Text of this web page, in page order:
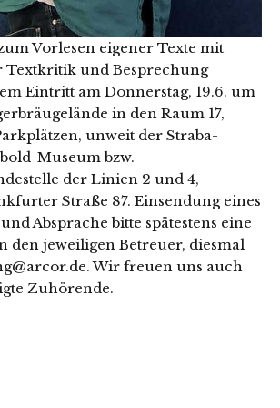
Vorlesen eigener Texte mit
Textkritik und Besprechung
Eintritt am Donnerstag, 19.6. um
in den Raum 17,
unweit der Straba-
Museum bzw.
der Linien 2 und 4,
Straße 87. Einsendung eines
Absprache bitte spätestens eine
den jeweiligen Betreuer, diesmal
Wir freuen uns auch
Zuhörende.